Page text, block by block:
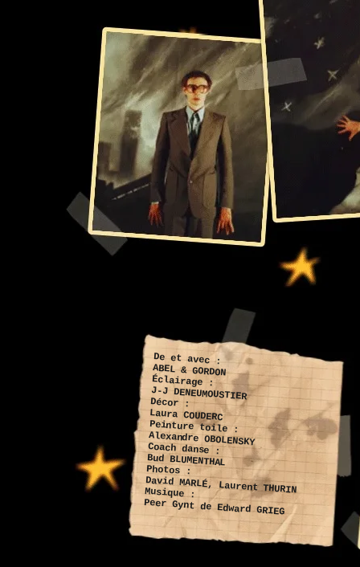
De et avec :
ABEL & GORDON
Éclairage :
J-J DENEUMOUSTIER
Décor :
Laura COUDERC
Peinture toile :
Alexandre OBOLENSKY
Coach danse :
Bud BLUMENTHAL
Photos :
David MARLÉ, Laurent THURIN
Musique :
Peer Gynt de Edward GRIEG